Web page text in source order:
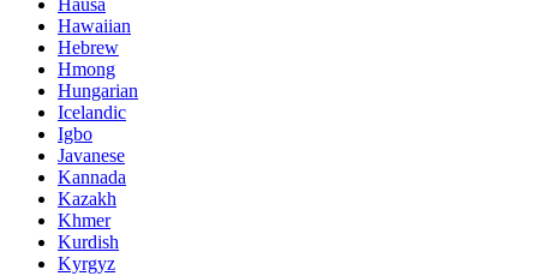
Hausa
Hawaiian
Hebrew
Hmong
Hungarian
Icelandic
Igbo
Javanese
Kannada
Kazakh
Khmer
Kurdish
Kyrgyz